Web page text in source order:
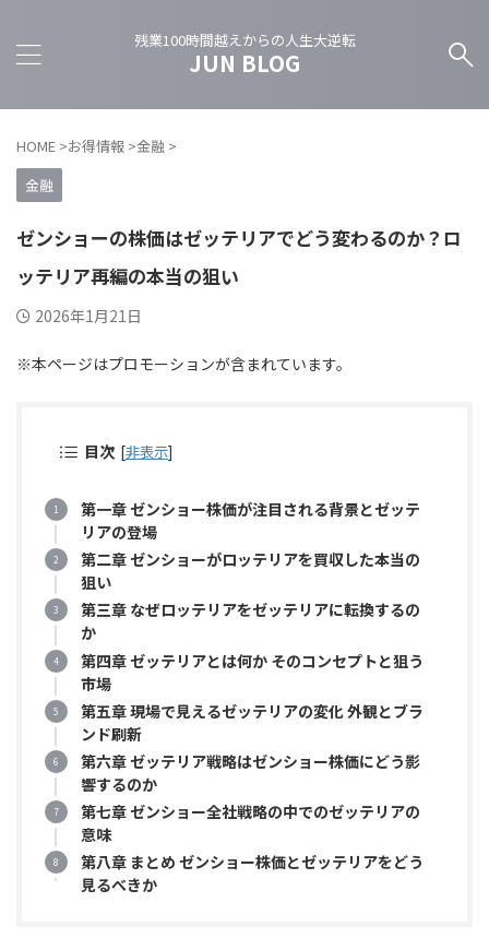
残業100時間越えからの人生大逆転
JUN BLOG
HOME >お得情報 >金融 >
金融
ゼンショーの株価はゼッテリアでどう変わるのか？ロ
ッテリア再編の本当の狙い
2026年1月21日
※本ページはプロモーションが含まれています。
目次 [非表示]
第一章 ゼンショー株価が注目される背景とゼッテ
リアの登場
第二章 ゼンショーがロッテリアを買収した本当の
狙い
第三章 なぜロッテリアをゼッテリアに転換するの
か
第四章 ゼッテリアとは何か そのコンセプトと狙う
市場
第五章 現場で見えるゼッテリアの変化 外観とブラ
ンド刷新
第六章 ゼッテリア戦略はゼンショー株価にどう影
響するのか
第七章 ゼンショー全社戦略の中でのゼッテリアの
意味
第八章 まとめ ゼンショー株価とゼッテリアをどう
見るべきか